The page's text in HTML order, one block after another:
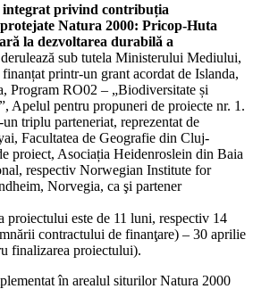
integrat privind contribuția
Natura 2000: Pricop-Huta
la dezvoltarea durabilă a
derulează sub tutela Ministerului Mediului,
printr-un grant acordat de Islanda,
Program RO02 – „Biodiversitate și
Apelul pentru propuneri de proiecte nr. 1.
triplu parteneriat, reprezentat de
Facultatea de Geografie din Cluj-
proiect, Asociația Heidenroslein din Baia
respectiv Norwegian Institute for
Norvegia, ca şi partener
proiectului este de 11 luni, respectiv 14
contractului de finanţare) – 30 aprilie
finalizarea proiectului).
în arealul siturilor Natura 2000